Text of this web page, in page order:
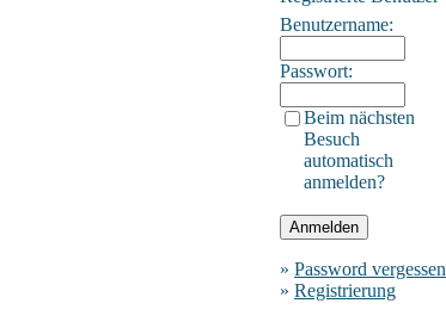
Benutzername:
Passwort:
Beim nächsten
Besuch
automatisch
anmelden?
» Password vergessen
» Registrierung